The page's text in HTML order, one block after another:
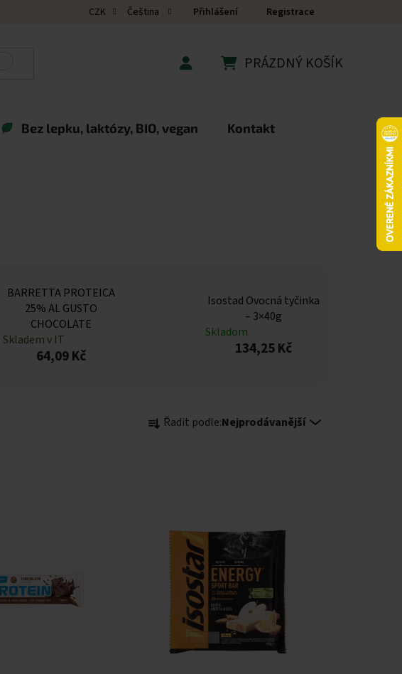
CZK Čeština Přihlášení Registrace
PRÁZDNÝ KOŠÍK
Bez lepku, laktózy, BIO, vegan Kontakt
BARRETTA PROTEICA
25% AL GUSTO
CHOCOLATE
Skladem v IT
64,09 Kč
Isostad Ovocná tyčinka
– 3×40g
Skladom
134,25 Kč
Řazení produktů
Řadit podle:Nejprodávanější